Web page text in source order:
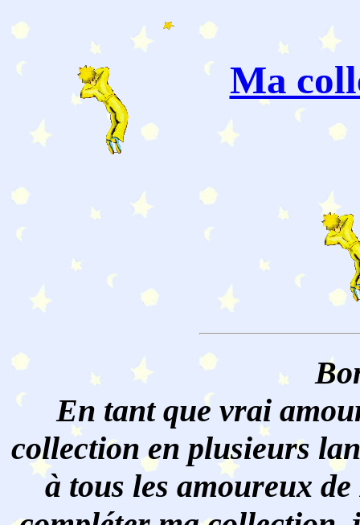
Ma
En tant que vrai
collection en plusieurs
à tous les amoureux